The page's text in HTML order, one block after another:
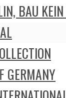
BAU KEIN
GERMANY